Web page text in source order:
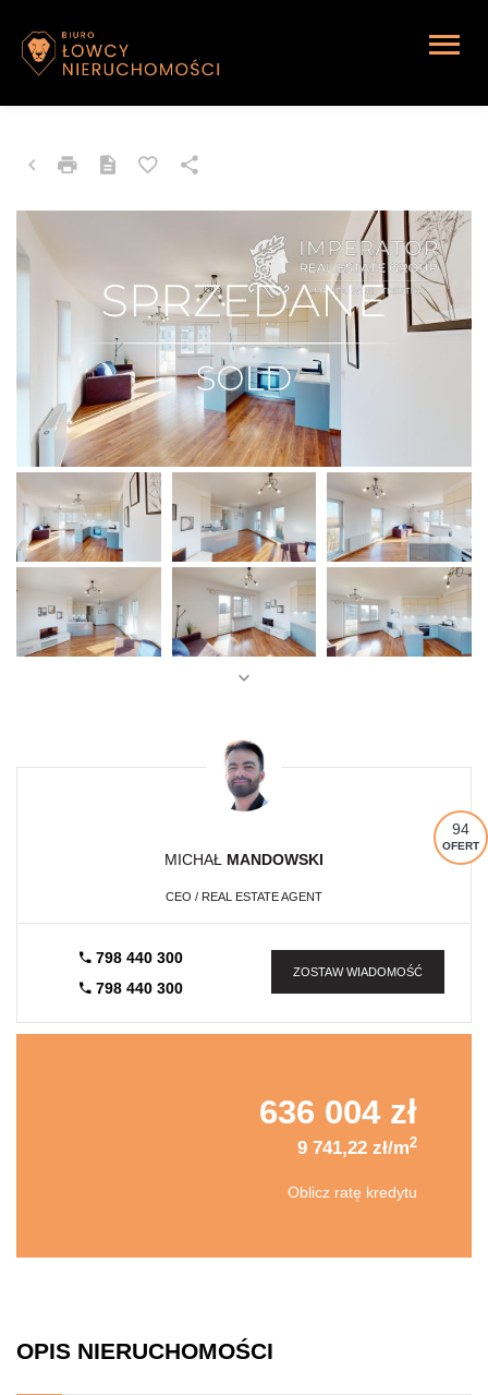
Katowice, Osiedle Tysiąclecia
94
OFERT
MICHAŁ MANDOWSKI
CEO / REAL ESTATE AGENT
798 440 300
798 440 300
ZOSTAW WIADOMOŚĆ
636 004 zł
9 741,22 zł/m2
Oblicz ratę kredytu
OPIS NIERUCHOMOŚCI